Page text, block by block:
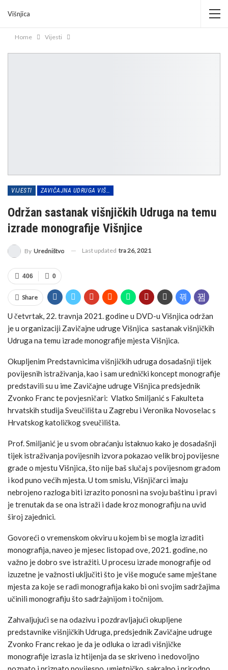
Višnjica
Home Vijesti
VIJESTI
Održan sastanak višnjičkih Udruga na temu
izrade monografije Višnjice
By Uredništvo Last updated tra 26, 2021
0
406
Share
U četvrtak, 22. travnja 2021. godine u DVD-u Višnjica održan
je u organizaciji Zavičajne udruge Višnjica sastanak višnjičkih
Udruga na temu izrade monografije mjesta Višnjica.
Okupljenim Predstavnicima višnjičkih udruga dosadašnji tijek
povijesnih istraživanja, kao i sam urednički koncept monografije
predstavili su u ime Zavičajne udruge Višnjica predsjednik
Zvonko Franc te povjesničari: Vlatko Smiljanić s Fakulteta
hrvatskih studija Sveučilišta u Zagrebu i Veronika Novoselac s
Hrvatskog katoličkog sveučilišta.
Prof. Smiljanić je u svom obraćanju istaknuo kako je dosadašnji
tijek istraživanja povijesnih izvora pokazao velik broj povijesne
građe o mjestu Višnjica, što nije baš slučaj s povijesnom građom
i kod puno većih mjesta. U tom smislu, Višnjičarci imaju
nebrojeno razloga biti izrazito ponosni na svoju baštinu i pravi
je trenutak da se ona istraži i dade kroz monografiju na uvid
široj zajednici.
Govoreći o vremenskom okviru u kojem bi se mogla izraditi
monografija, naveo je mjesec listopad ove, 2021. godine, no
važno je dobro sve istražiti. U procesu izrade monografije od
izuzetne je važnosti uključiti što je više moguće same mještane
mjesta za koje se radi monografija kako bi oni svojim sadržajima
učinili monografiju što sadržajnijom i točnijom.
Zahvaljujući se na odazivu i pozdravljajući okupljene
predstavnike višnjičkih Udruga, predsjednik Zavičajne udruge
Zvonko Franc rekao je da je odluka o izradi višnjičke
monografije izrasla iz htijenja da se skriveno i nedovoljno